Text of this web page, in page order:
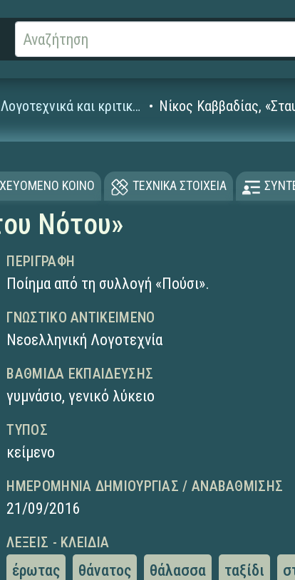
Λογοτεχνικά και κριτικά κείμενα Νίκος Καββαδίας,
ΚΟΙΝΟ ΤΕΧΝΙΚΑ ΣΤΟΙΧΕΙΑ
Νότου»
ΠΕΡΙΓΡΑΦΉ
Ποίημα από τη συλλογή «Πούσι».
ΓΝΩΣΤΙΚΌ ΑΝΤΙΚΕΊΜΕΝΟ
Νεοελληνική Λογοτεχνία
ΒΑΘΜΊΔΑ ΕΚΠΑΊΔΕΥΣΗΣ
γυμνάσιο,γενικό λύκειο
ΤΎΠΟΣ
κείμενο
ΗΜΕΡΟΜΗΝΊΑ ΔΗΜΙΟΥΡΓΊΑΣ / ΑΝΑΒΆΘΜΙΣΗΣ
21/09/2016
ΛΈΞΕΙΣ - ΚΛΕΙΔΙΆ
έρωτας θάνατος θάλασσα ταξίδι